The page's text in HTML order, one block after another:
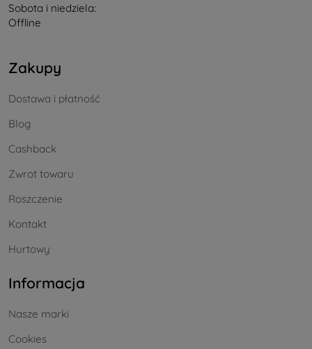
Sobota i niedziela:
Offline
Zakupy
Dostawa i płatność
Blog
Cashback
Zwrot towaru
Roszczenie
Kontakt
Hurtowy
Informacja
Nasze marki
Cookies